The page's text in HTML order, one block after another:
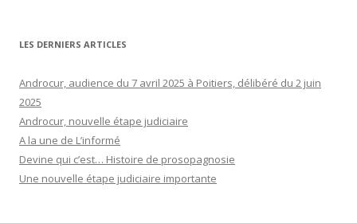
LES DERNIERS ARTICLES
Androcur, audience du 7 avril 2025 à Poitiers, délibéré du 2 juin
2025
Androcur, nouvelle étape judiciaire
A la une de L’informé
Devine qui c’est… Histoire de prosopagnosie
Une nouvelle étape judiciaire importante